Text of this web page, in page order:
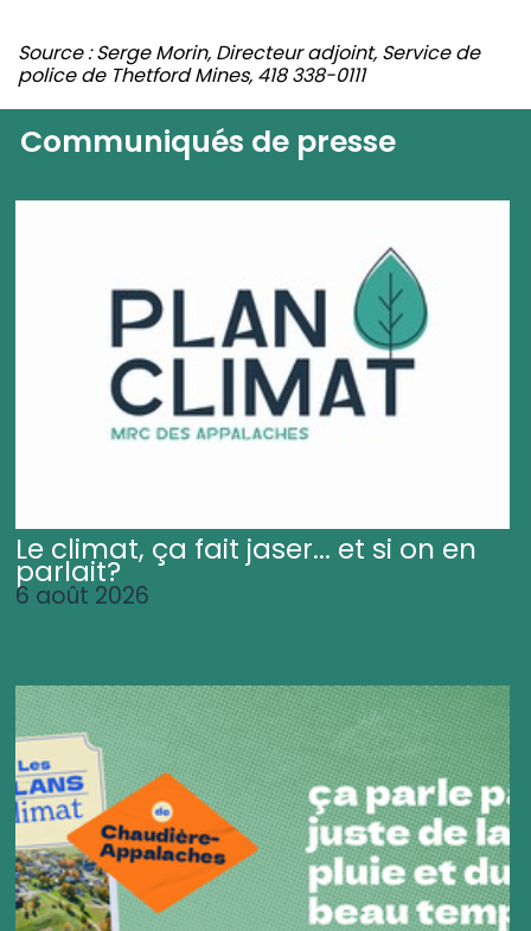
Source : Serge Morin, Directeur adjoint, Service de
police de Thetford Mines, 418 338-0111
Communiqués de presse
Le climat, ça fait jaser... et si on en
parlait?
6 août 2026